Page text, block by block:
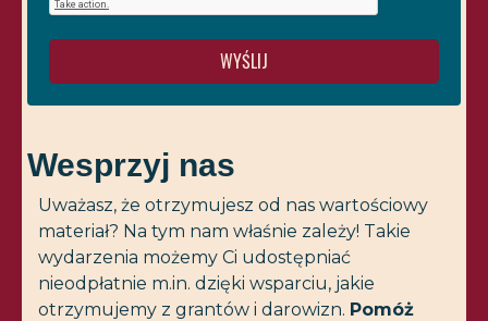
WYŚLIJ
Wesprzyj nas
Uważasz, że otrzymujesz od nas wartościowy
materiał? Na tym nam właśnie zależy! Takie
wydarzenia możemy Ci udostępniać
nieodpłatnie m.in. dzięki wsparciu, jakie
otrzymujemy z grantów i darowizn. Pomóż